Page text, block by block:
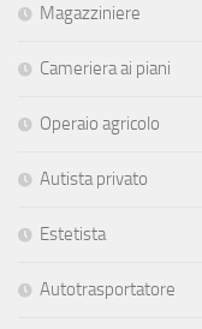
Magazziniere
Cameriera ai piani
Operaio agricolo
Autista privato
Estetista
Autotrasportatore